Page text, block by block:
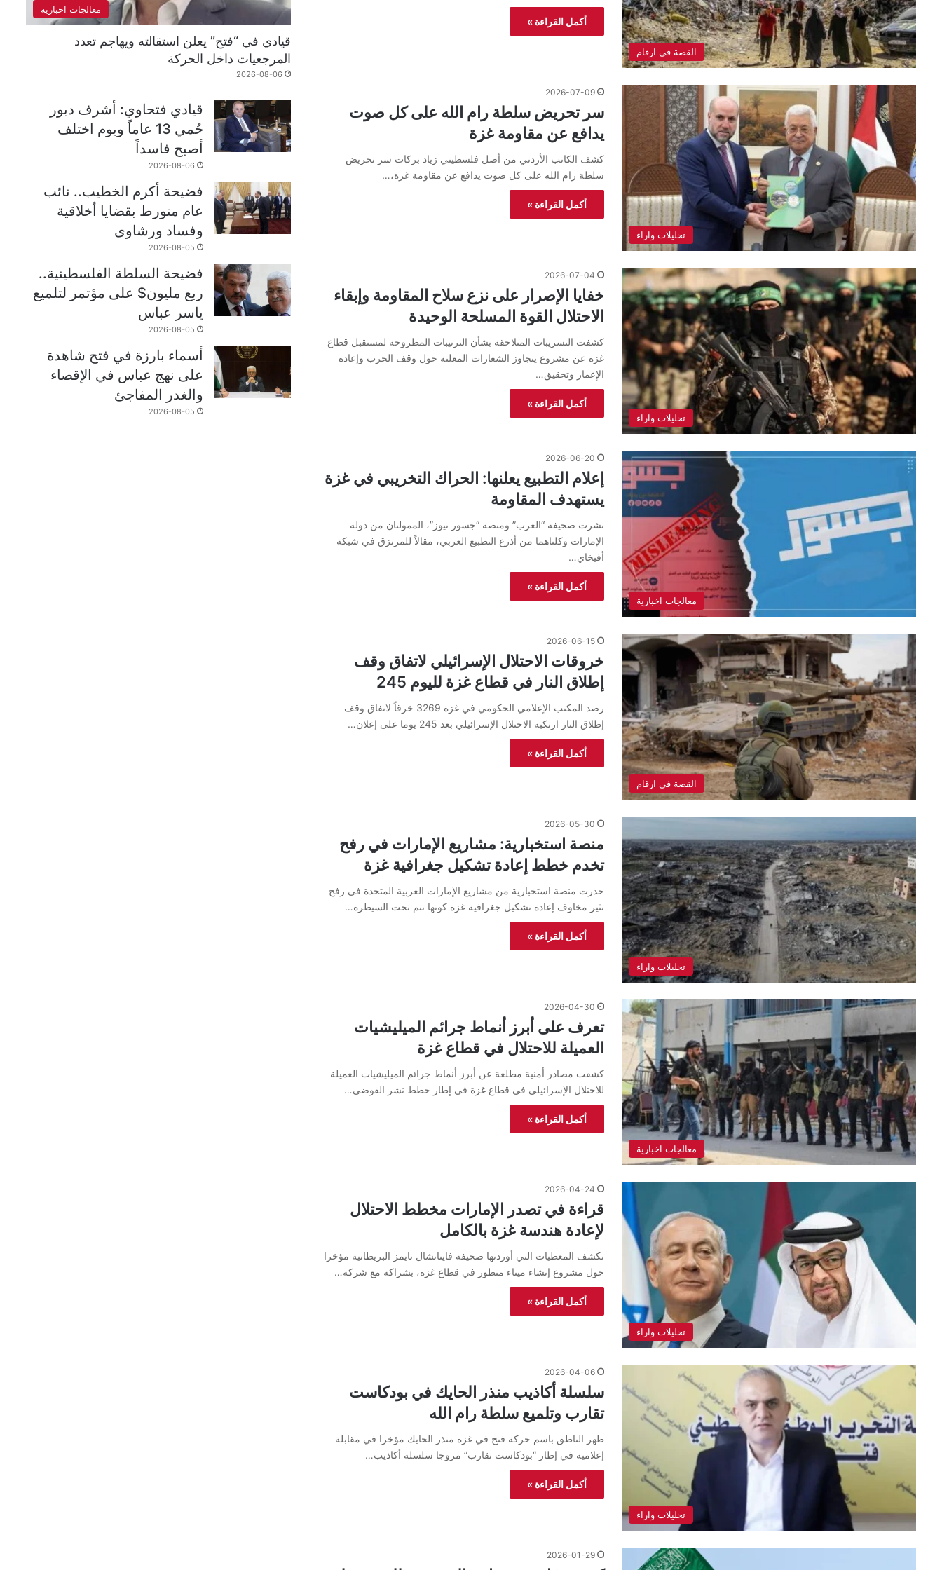
القصة في ارقام
أكمل القراءة »
تحليلات واراء
2026-07-09
سر تحريض سلطة رام الله على كل صوت
يدافع عن مقاومة غزة
كشف الكاتب الأردني من أصل فلسطيني زياد بركات سر تحريض
سلطة رام الله على كل صوت يدافع عن مقاومة غزة،…
أكمل القراءة »
تحليلات واراء
2026-07-04
خفايا الإصرار على نزع سلاح المقاومة وإبقاء
الاحتلال القوة المسلحة الوحيدة
كشفت التسريبات المتلاحقة بشأن الترتيبات المطروحة لمستقبل قطاع
غزة عن مشروع يتجاوز الشعارات المعلنة حول وقف الحرب وإعادة
الإعمار وتحقيق…
أكمل القراءة »
معالجات اخبارية
2026-06-20
إعلام التطبيع يعلنها: الحراك التخريبي في غزة
يستهدف المقاومة
نشرت صحيفة “العرب” ومنصة “جسور نيوز”، الممولتان من دولة
الإمارات وكلتاهما من أذرع التطبيع العربي، مقالاً للمرتزق في شبكة
أفيخاي…
أكمل القراءة »
القصة في ارقام
2026-06-15
خروقات الاحتلال الإسرائيلي لاتفاق وقف
إطلاق النار في قطاع غزة لليوم 245
رصد المكتب الإعلامي الحكومي في غزة 3269 خرقاً لاتفاق وقف
إطلاق النار ارتكبه الاحتلال الإسرائيلي بعد 245 يوما على إعلان…
أكمل القراءة »
تحليلات واراء
2026-05-30
منصة استخبارية: مشاريع الإمارات في رفح
تخدم خطط إعادة تشكيل جغرافية غزة
حذرت منصة استخبارية من مشاريع الإمارات العربية المتحدة في رفح
تثير مخاوف إعادة تشكيل جغرافية غزة كونها تتم تحت السيطرة…
أكمل القراءة »
معالجات اخبارية
2026-04-30
تعرف على أبرز أنماط جرائم الميليشيات
العميلة للاحتلال في قطاع غزة
كشفت مصادر أمنية مطلعة عن أبرز أنماط جرائم الميليشيات العميلة
للاحتلال الإسرائيلي في قطاع غزة في إطار خطط نشر الفوضى…
أكمل القراءة »
تحليلات واراء
2026-04-24
قراءة في تصدر الإمارات مخطط الاحتلال
لإعادة هندسة غزة بالكامل
تكشف المعطيات التي أوردتها صحيفة فاينانشال تايمز البريطانية مؤخرا
حول مشروع إنشاء ميناء متطور في قطاع غزة، بشراكة مع شركة…
أكمل القراءة »
تحليلات واراء
2026-04-06
سلسلة أكاذيب منذر الحايك في بودكاست
تقارب وتلميع سلطة رام الله
ظهر الناطق باسم حركة فتح في غزة منذر الحايك مؤخرا في مقابلة
إعلامية في إطار “بودكاست تقارب” مروجا سلسلة أكاذيب…
أكمل القراءة »
2026-01-29
معالجات اخبارية
قيادي في “فتح” يعلن استقالته ويهاجم تعدد
المرجعيات داخل الحركة
2026-08-06
قيادي فتحاوي: أشرف دبور
حُمي 13 عاماً ويوم اختلف
أصبح فاسداً
2026-08-06
فضيحة أكرم الخطيب.. نائب
عام متورط بقضايا أخلاقية
وفساد ورشاوى
2026-08-05
فضيحة السلطة الفلسطينية..
ربع مليون$ على مؤتمر لتلميع
ياسر عباس
2026-08-05
أسماء بارزة في فتح شاهدة
على نهج عباس في الإقصاء
والغدر المفاجئ
2026-08-05